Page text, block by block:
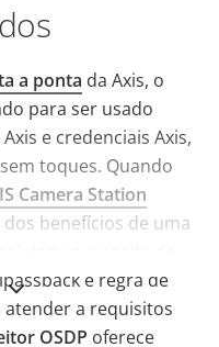
a ponta da Axis, o
para ser usado
Axis e credenciais Axis,
toques. Quando
Camera Station
benefícios de uma
e regra de
atender a requisitos
OSDP oferece